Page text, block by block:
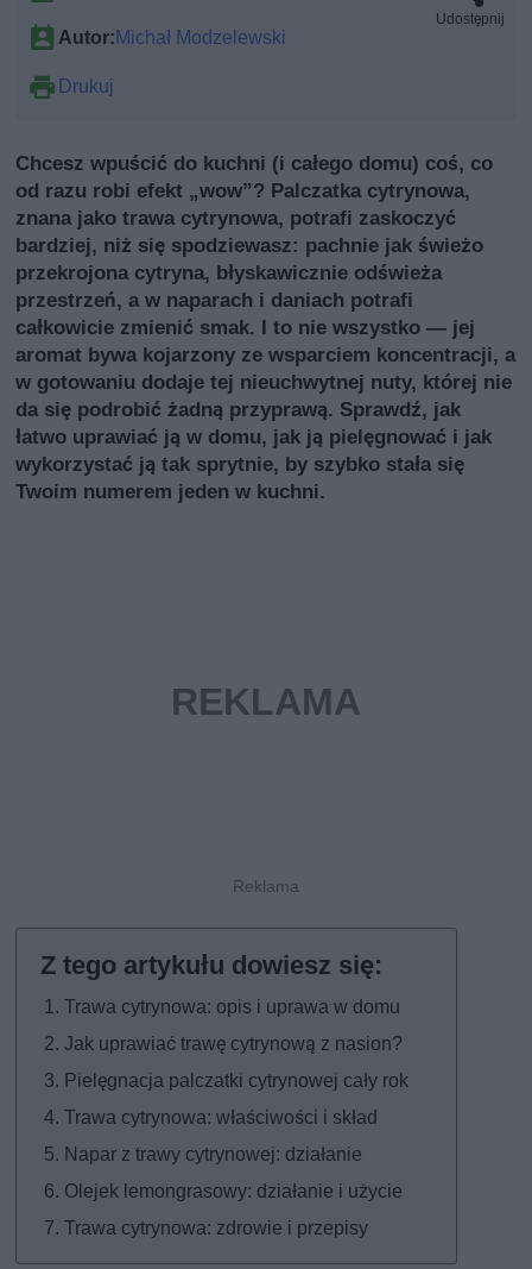
Autor:Michał Modzelewski
Drukuj
Udostępnij
Chcesz wpuścić do kuchni (i całego domu) coś, co
od razu robi efekt „wow”? Palczatka cytrynowa,
znana jako trawa cytrynowa, potrafi zaskoczyć
bardziej, niż się spodziewasz: pachnie jak świeżo
przekrojona cytryna, błyskawicznie odświeża
przestrzeń, a w naparach i daniach potrafi
całkowicie zmienić smak. I to nie wszystko — jej
aromat bywa kojarzony ze wsparciem koncentracji, a
w gotowaniu dodaje tej nieuchwytnej nuty, której nie
da się podrobić żadną przyprawą. Sprawdź, jak
łatwo uprawiać ją w domu, jak ją pielęgnować i jak
wykorzystać ją tak sprytnie, by szybko stała się
Twoim numerem jeden w kuchni.
Trawa cytrynowa: opis i uprawa w domu
Jak uprawiać trawę cytrynową z nasion?
Pielęgnacja palczatki cytrynowej cały rok
Trawa cytrynowa: właściwości i skład
Napar z trawy cytrynowej: działanie
Olejek lemongrasowy: działanie i użycie
Trawa cytrynowa: zdrowie i przepisy